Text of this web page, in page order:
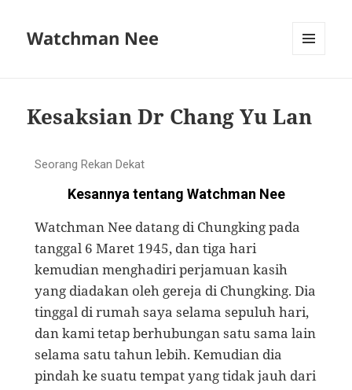
Watchman Nee
Kesaksian Dr Chang Yu Lan
Seorang Rekan Dekat
Kesannya tentang Watchman Nee
Watchman Nee datang di Chungking pada
tanggal 6 Maret 1945, dan tiga hari
kemudian menghadiri perjamuan kasih
yang diadakan oleh gereja di Chungking. Dia
tinggal di rumah saya selama sepu­luh hari,
dan kami tetap berhubungan satu sama lain
selama satu tahun lebih. Kemudian dia
pindah ke sua­tu tempat yang tidak jauh dari